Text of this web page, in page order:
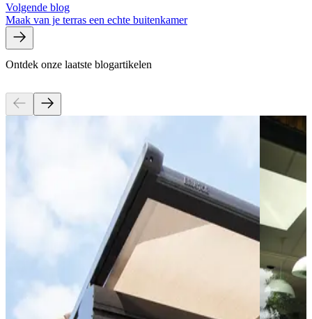
Volgende blog
Maak van je terras een echte buitenkamer
Ontdek onze laatste blogartikelen